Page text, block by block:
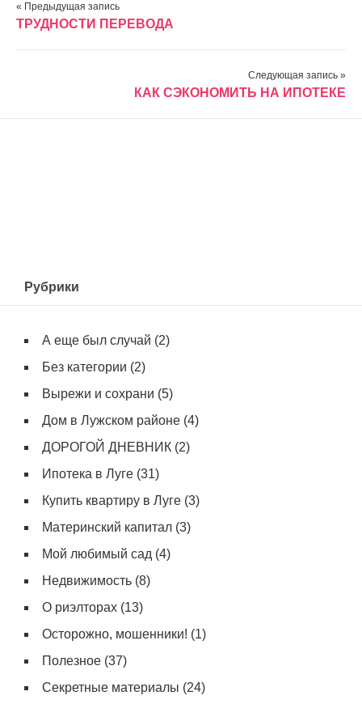
« Предыдущая запись
ТРУДНОСТИ ПЕРЕВОДА
Следующая запись »
КАК СЭКОНОМИТЬ НА ИПОТЕКЕ
Рубрики
А еще был случай (2)
Без категории (2)
Вырежи и сохрани (5)
Дом в Лужском районе (4)
ДОРОГОЙ ДНЕВНИК (2)
Ипотека в Луге (31)
Купить квартиру в Луге (3)
Материнский капитал (3)
Мой любимый сад (4)
Недвижимость (8)
О риэлторах (13)
Осторожно, мошенники! (1)
Полезное (37)
Секретные материалы (24)